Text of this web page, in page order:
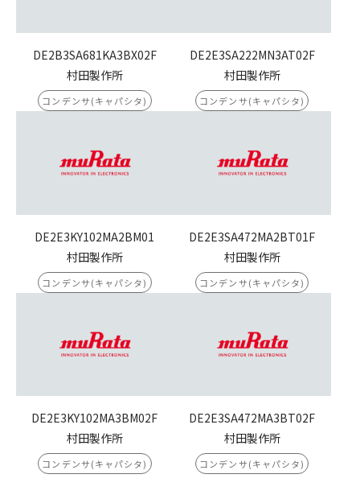
DE2B3SA681KA3BX02F
村田製作所
コンデンサ(キャパシタ)
DE2E3SA222MN3AT02F
村田製作所
コンデンサ(キャパシタ)
DE2E3KY102MA2BM01
村田製作所
コンデンサ(キャパシタ)
DE2E3SA472MA2BT01F
村田製作所
コンデンサ(キャパシタ)
DE2E3KY102MA3BM02F
村田製作所
コンデンサ(キャパシタ)
DE2E3SA472MA3BT02F
村田製作所
コンデンサ(キャパシタ)